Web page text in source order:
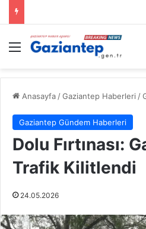
Menü
Anasayfa /Gaziantep Haberleri /
Gaziantep Gündem Haberleri
Dolu Fırtınası:
Trafik Kilitlendi
24.05.2026